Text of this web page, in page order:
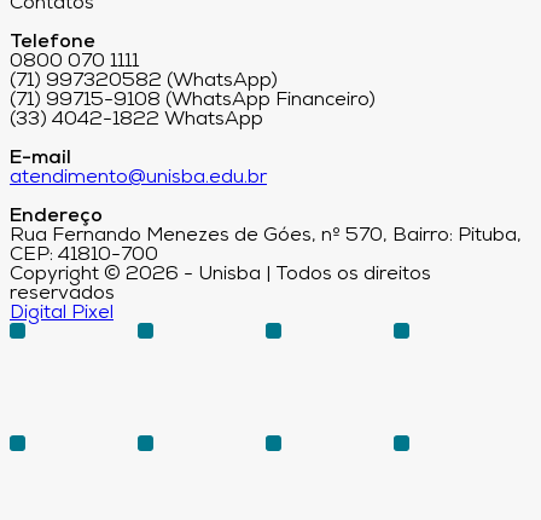
Contatos
Telefone
0800 070 1111
(71) 997320582 (WhatsApp)
(71) 99715-9108 (WhatsApp Financeiro)
(33) 4042-1822 WhatsApp
E-mail
atendimento@unisba.edu.br
Endereço
Rua Fernando Menezes de Góes, nº 570, Bairro: Pituba,
CEP: 41810-700
Copyright © 2026 - Unisba | Todos os direitos
reservados
Digital Pixel